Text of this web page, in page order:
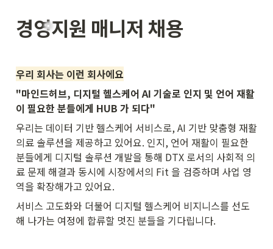
경영지원 매니저 채용
우리 회사는 이런 회사에요
"마인드허브, 디지털 헬스케어 AI 기술로 인지 및 언어 재활
이 필요한 분들에게 HUB 가 되다"
우리는 데이터 기반 헬스케어 서비스로, AI 기반 맞춤형 재활
의료 솔루션을 제공하고 있어요. 인지, 언어 재활이 필요한
분들에게 디지털 솔루션 개발을 통해 DTX 로서의 사회적 의
료 문제 해결과 동시에 시장에서의 Fit 을 검증하며 사업 영
역을 확장해가고 있어요.
서비스 고도화와 더불어 디지털 헬스케어 비지니스를 선도
해 나가는 여정에 합류할 멋진 분들을 기다립니다.